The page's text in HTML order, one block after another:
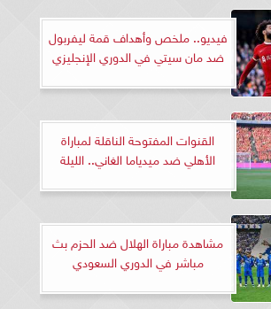
فيديو.. ملخص وأهداف قمة ليفربول
ضد مان سيتي في الدوري الإنجليزي
القنوات المفتوحة الناقلة لمباراة
الأهلي ضد ميدياما الغاني.. الليلة
مشاهدة مباراة الهلال ضد الحزم بث
مباشر في الدوري السعودي